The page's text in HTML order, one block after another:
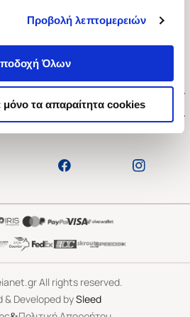
Προβολή λεπτομερειών
Όλων
μόνο τα απαραίτητα cookies
1-3, Αθήνα 106 79
Παρασκευή 09:00-21:00
All rights reserved.
& Developed bySleed